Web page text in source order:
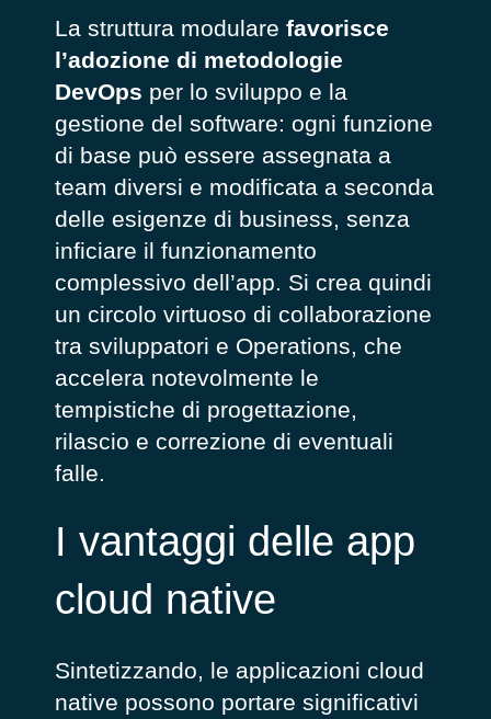
La struttura modulare favorisce
l’adozione di metodologie
DevOps per lo sviluppo e la
gestione del software: ogni funzione
di base può essere assegnata a
team diversi e modificata a seconda
delle esigenze di business, senza
inficiare il funzionamento
complessivo dell’app. Si crea quindi
un circolo virtuoso di collaborazione
tra sviluppatori e Operations, che
accelera notevolmente le
tempistiche di progettazione,
rilascio e correzione di eventuali
falle.
I vantaggi delle app
cloud native
Sintetizzando, le applicazioni cloud
native possono portare significativi